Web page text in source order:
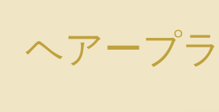
ヘアープ